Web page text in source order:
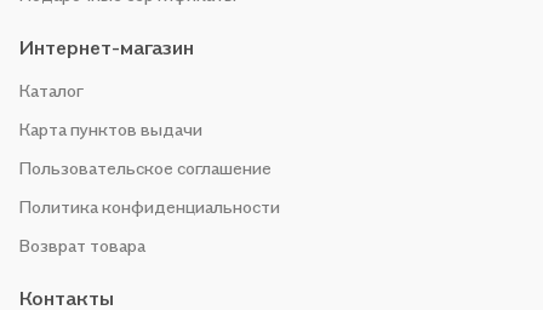
Интернет-магазин
Каталог
Карта пунктов выдачи
Пользовательское соглашение
Политика конфиденциальности
Возврат товара
Контакты